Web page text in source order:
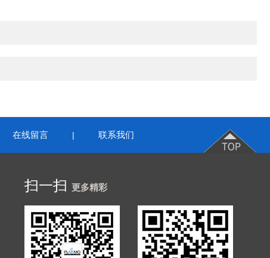
在线留言 | 联系我们
扫一扫 更多精彩